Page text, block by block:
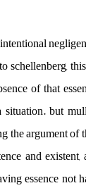
schellenberg,
of that
but
argument of
and
essence not